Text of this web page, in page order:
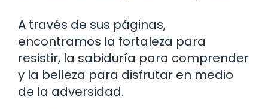
A través de sus páginas,
encontramos la fortaleza para
resistir, la sabiduría para comprender
y la belleza para disfrutar en medio
de la adversidad.